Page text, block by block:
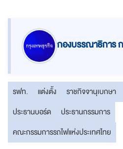
กองบรรณาธิการ
รฟท. แต่งตั้ง ราชกิจจานุเบกษา
ประธานบอร์ด
ประธานกรรมการ
คณะกรรมการรถไฟแห่งประเทศไทย